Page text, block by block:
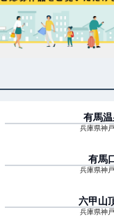
有馬温
兵庫県神
有馬
兵庫県神
六甲山
兵庫県神